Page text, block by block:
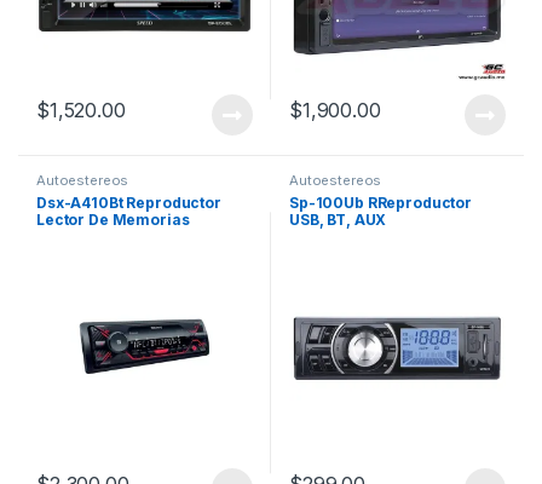
$1,520.00 $1,900.00
Autoestereos
Dsx-A410Bt Reproductor
Lector De Memorias
Autoestereos
Sp-100Ub RReproductor
USB, BT, AUX